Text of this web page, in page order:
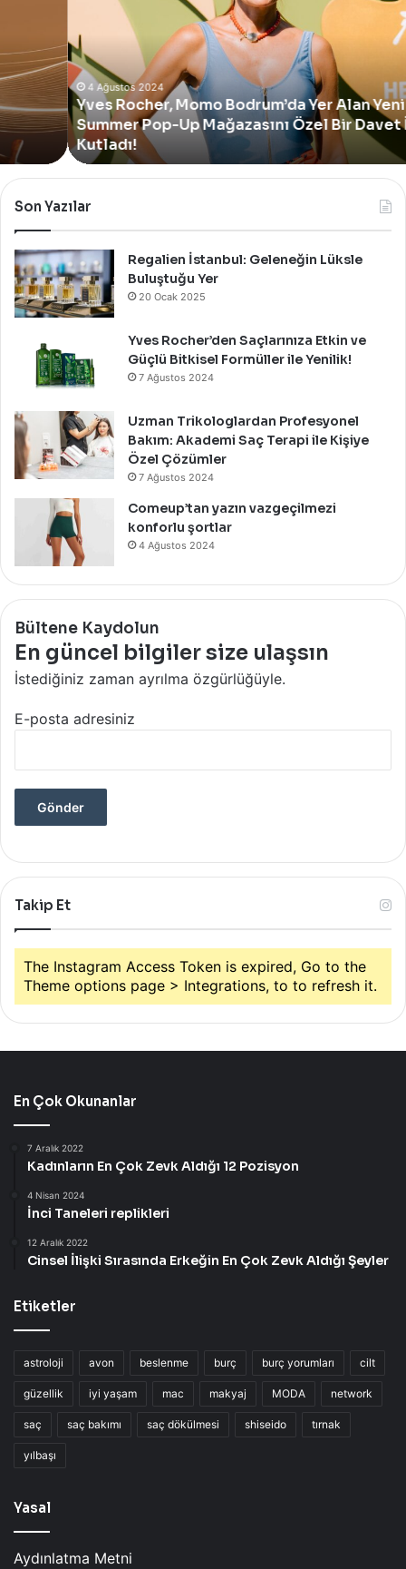
Yer
Alan
Yeni
Summer
Pop-
Up
Mağazasını
Özel
Bir
Kutladı!
4 Ağustos 2024
Yves Rocher, Momo Bodrum’da Yer Alan Yeni
Summer Pop-Up Mağazasını Özel Bir Davet İle
Kutladı!
Son Yazılar
Regalien İstanbul: Geleneğin Lüksle
Buluştuğu Yer
20 Ocak 2025
Yves Rocher’den Saçlarınıza Etkin ve
Güçlü Bitkisel Formüller ile Yenilik!
7 Ağustos 2024
Uzman Trikologlardan Profesyonel
Bakım: Akademi Saç Terapi ile Kişiye
Özel Çözümler
7 Ağustos 2024
Comeup’tan yazın vazgeçilmezi
konforlu şortlar
4 Ağustos 2024
Bültene Kaydolun
En güncel bilgiler size ulaşsın
İstediğiniz zaman ayrılma özgürlüğüyle.
E-posta adresiniz
Takip Et
The Instagram Access Token is expired, Go to the
Theme options page > Integrations, to to refresh it.
En Çok Okunanlar
7 Aralık 2022
Kadınların En Çok Zevk Aldığı 12 Pozisyon
4 Nisan 2024
İnci Taneleri replikleri
12 Aralık 2022
Cinsel İlişki Sırasında Erkeğin En Çok Zevk Aldığı Şeyler
Etiketler
astroloji avon beslenme burç burç yorumları cilt
güzellik iyi yaşam mac makyaj MODA network
saç saç bakımı saç dökülmesi shiseido tırnak
yılbaşı
Yasal
Aydınlatma Metni